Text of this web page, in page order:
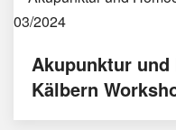
Akupunktur und
Kälbern